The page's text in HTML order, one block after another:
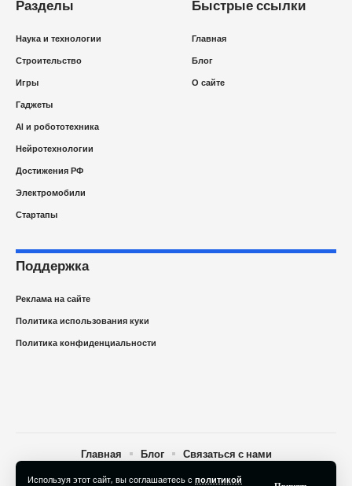
Используя этот сайт, вы соглашаетесь с политикой
Разделы
Наука и технологии
Строительство
Игры
Гаджеты
AI и робототехника
Нейротехнологии
Достижения РФ
Электромобили
Стартапы
Быстрые ссылки
Главная
Блог
О сайте
Поддержка
Реклама на сайте
Политика использования куки
Политика конфиденциальности
© 2025 Newspape.ru Новости технологий сегодня. All Rights
Главная Блог Связаться с нами